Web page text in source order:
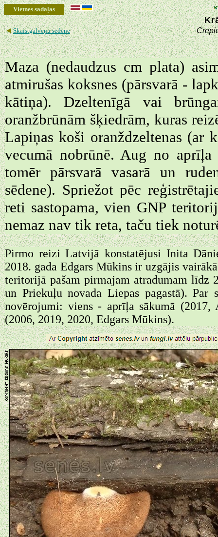
Vietnes sadaļas
◄Skaistgalveņu sēdene
Maza (nedaudzus cm plata)
atmirušas koksnes (pārsvarā -
kātiņa). Dzeltenīgā vai
oranžbrūnām šķiedrām, kuras
Lapiņas koši oranždzeltenas (ar
vecumā nobrūnē. Aug no
tomēr pārsvarā vasarā un
sēdene). Spriežot pēc
reti sastopama, vien GNP
nemaz nav tik reta, taču tiek
Pirmo reizi Latvijā konstatējusi Inita
2018. gada Edgars Mūkins ir uzgājis
teritorijā pašam pirmajam atradumam līdz
un Priekuļu novada Liepas pagastā).
novērojumi: viens - aprīļa sākumā
(2006, 2019, 2020, Edgars Mūkins).